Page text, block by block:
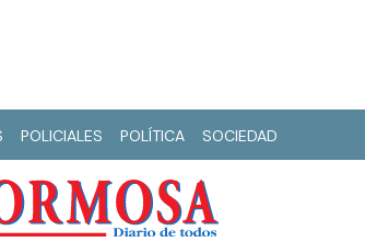
POLICIALES POLÍTICA SOCIEDAD